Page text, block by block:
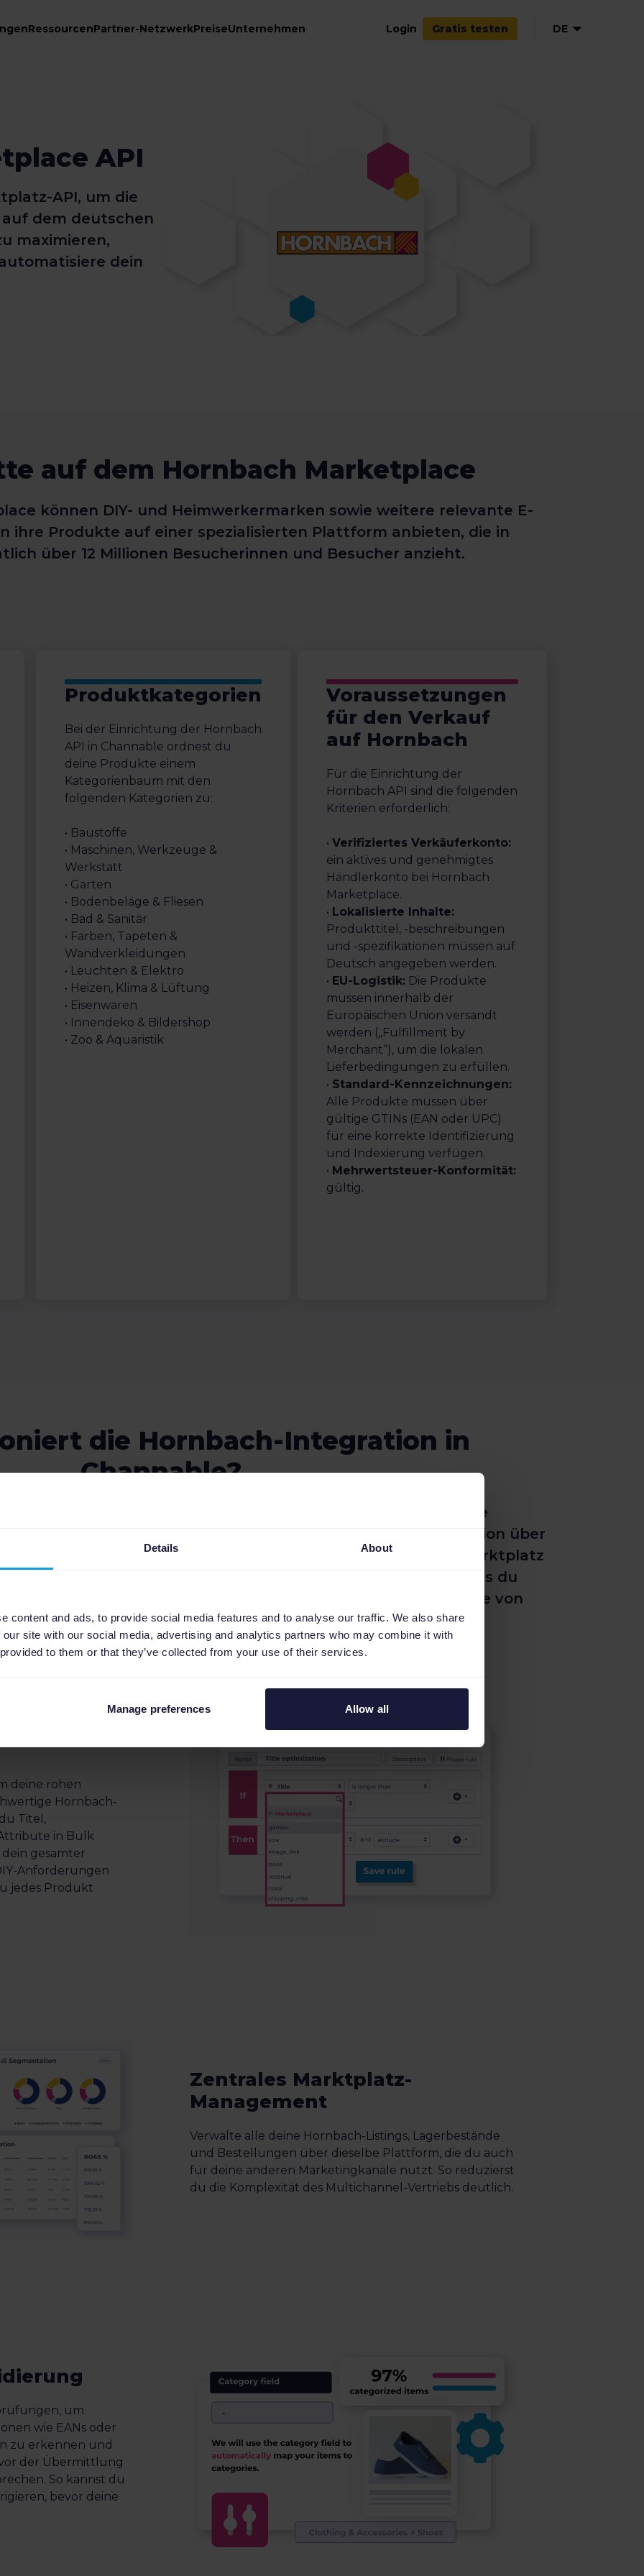
Details About
content and ads, to provide social media features and to analyse our traffic. We also share
site with our social media, advertising and analytics partners who may combine it with
to them or that they’ve collected from your use of their services.
Manage preferences Allow all
RessourcenPartner-NetzwerkPreiseUnternehmen Login Gratis testen DE
API
API, um die
dem deutschen
maximieren,
dein
auf dem Hornbach Marketplace
können DIY- und Heimwerkermarken sowie weitere relevante E-
ihre Produkte auf einer spezialisierten Plattform anbieten, die in
über 12 Millionen Besucherinnen und Besucher anzieht.
Produktkategorien
Bei der Einrichtung der Hornbach
API in Channable ordnest du
deine Produkte einem
Kategorienbaum mit den
folgenden Kategorien zu:
• Baustoffe
• Maschinen, Werkzeuge &
Werkstatt
• Garten
• Bodenbeläge & Fliesen
• Bad & Sanitär
• Farben, Tapeten &
Wandverkleidungen
• Leuchten & Elektro
• Heizen, Klima & Lüftung
• Eisenwaren
• Innendeko & Bildershop
• Zoo & Aquaristik
Voraussetzungen
für den Verkauf
auf Hornbach
Für die Einrichtung der
Hornbach API sind die folgenden
Kriterien erforderlich:
• Verifiziertes Verkäuferkonto:
ein aktives und genehmigtes
Händlerkonto bei Hornbach
Marketplace.
• Lokalisierte Inhalte:
Produkttitel, -beschreibungen
und -spezifikationen müssen auf
Deutsch angegeben werden.
• EU-Logistik:Die Produkte
müssen innerhalb der
Europäischen Union versandt
werden („Fulfillment by
Merchant“), um die lokalen
Lieferbedingungen zu erfüllen.
• Standard-Kennzeichnungen:
Alle Produkte müssen über
gültige GTINs (EAN oder UPC)
für eine korrekte Identifizierung
und Indexierung verfügen.
• Mehrwertsteuer-Konformität:
gültig.
die Hornbach-Integration in
Channable?
von Channable kannst du Produktdaten und Bestellvorgänge
Marktplätze sicher verwalten. Mit der direkten Shop-Integration über
Beschreibungen, Preise und Attribute für den Hornbach Marktplatz
Channable verfügt über integrierte Datenkontrollen, sodass du
und so qualitativ hochwertige Listings erstellen kannst, die von
an den Hornbach-Standards entsprechen.
deine rohen
Hornbach-
Titel,
in Bulk
gesamter
Anforderungen
jedes Produkt
Zentrales Marktplatz-
Management
Verwalte alle deine Hornbach-Listings, Lagerbestände
und Bestellungen über dieselbe Plattform, die du auch
für deine anderen Marketingkanäle nutzt. So reduzierst
du die Komplexität des Multichannel-Vertriebs deutlich.
um
wie EANs oder
zu erkennen und
der Übermittlung
So kannst du
bevor deine